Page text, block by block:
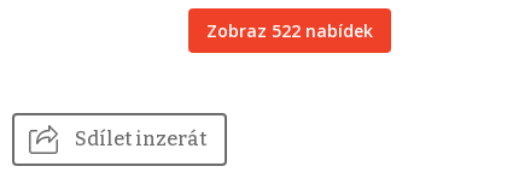
Zobraz 522 nabídek
Sdílet inzerát